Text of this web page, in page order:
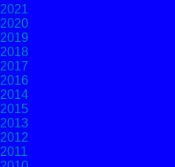
2021
2020
2019
2018
2017
2016
2014
2015
2013
2012
2011